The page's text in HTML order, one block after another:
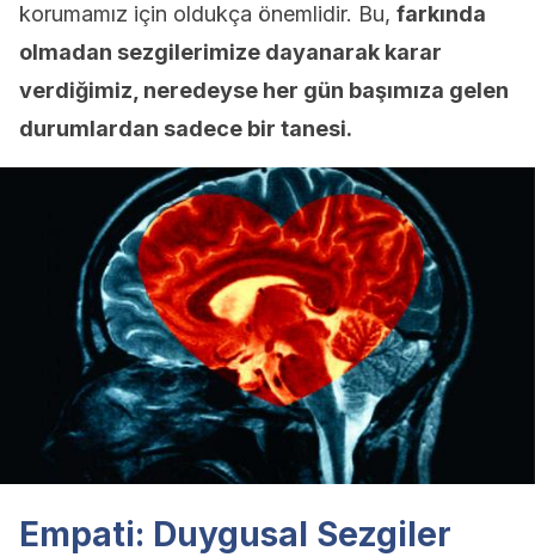
korumamız için oldukça önemlidir. Bu, farkında
olmadan sezgilerimize dayanarak karar
verdiğimiz, neredeyse her gün başımıza gelen
durumlardan sadece bir tanesi.
Empati: Duygusal Sezgiler